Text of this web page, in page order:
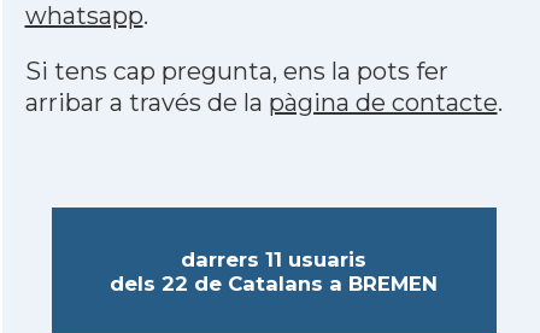
whatsapp.
Si tens cap pregunta, ens la pots fer
arribar a través de la pàgina de contacte.
darrers 11 usuaris
dels 22 de Catalans a BREMEN